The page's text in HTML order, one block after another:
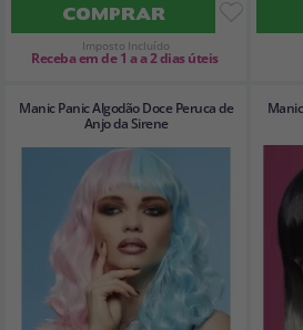
COMPRAR
Imposto Incluído
Receba em de 1 a a 2 dias úteis
Manic Panic Algodão Doce Peruca de
Anjo da Sirene